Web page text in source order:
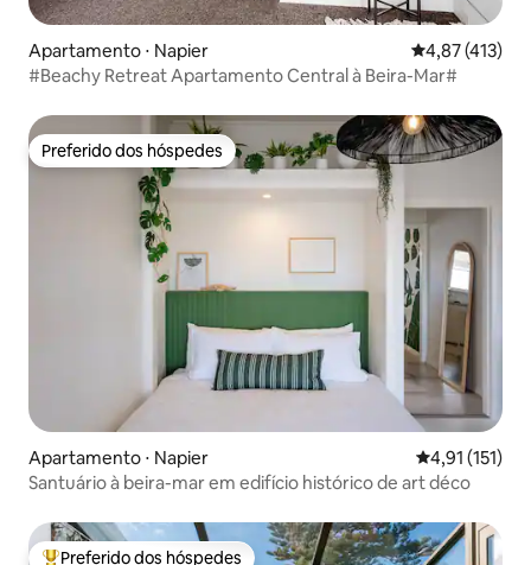
Apartamento ⋅ Napier 4,87 de uma
4,87 (413)
#Beachy Retreat Apartamento Central à Beira-Mar#
Preferido dos hóspedes
Preferido dos hóspedes
Apartamento ⋅ Napier 4,91 de uma
4,91 (151)
Santuário à beira-mar em edifício histórico de art déco
Preferido dos hóspedes